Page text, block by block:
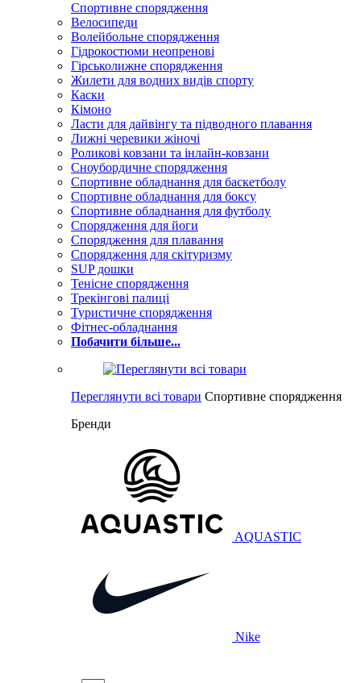
Спортивне спорядження
Велосипеди
Волейбольне спорядження
Гідрокостюми неопренові
Гірськолижне спорядження
Жилети для водних видів спорту
Каски
Кімоно
Ласти для дайвінгу та підводного плавання
Лижні черевики жіночі
Роликові ковзани та інлайн-ковзани
Сноубордичне спорядження
Спортивне обладнання для баскетболу
Спортивне обладнання для боксу
Спортивне обладнання для футболу
Спорядження для йоги
Спорядження для плавання
Спорядження для скітуризму
SUP дошки
Тенісне спорядження
Трекінгові палиці
Туристичне спорядження
Фітнес-обладнання
Побачити більше...
Переглянути всі товари Спортивне спорядження
Бренди
AQUASTIC
Nike